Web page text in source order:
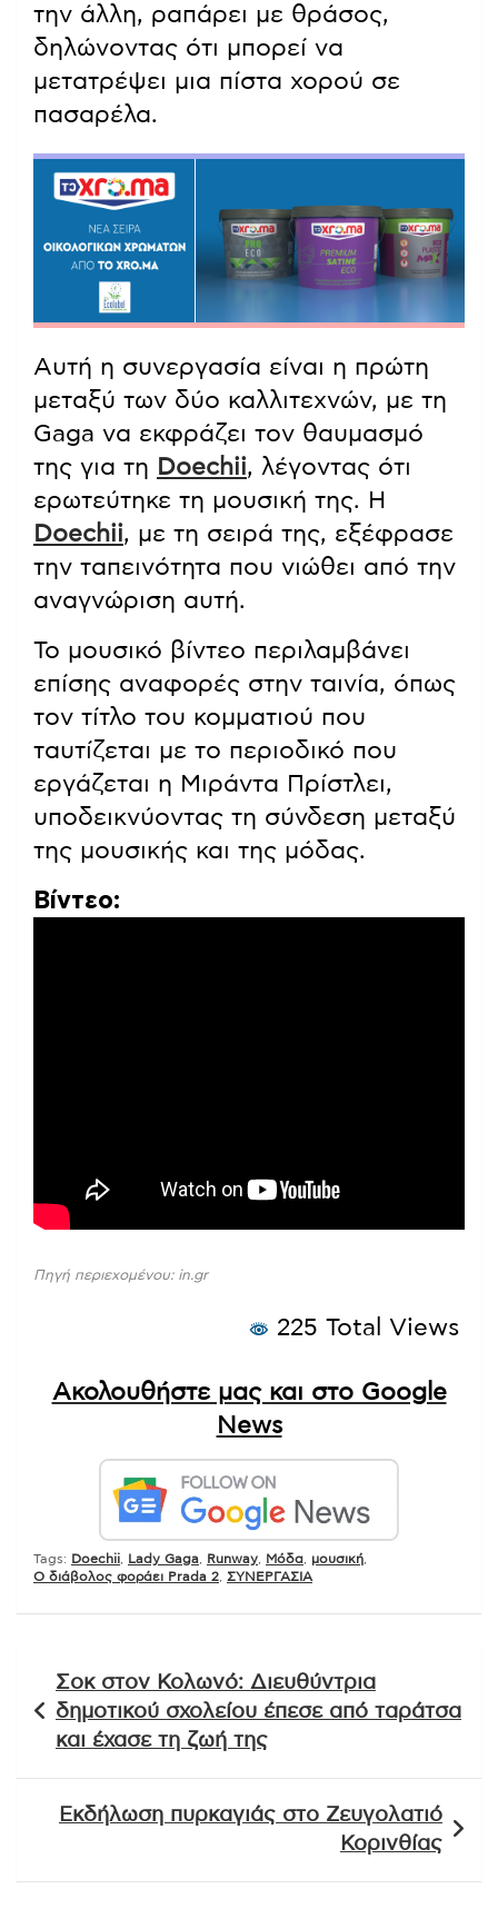
την άλλη, ραπάρει με θράσος,
δηλώνοντας ότι μπορεί να
μετατρέψει μια πίστα χορού σε
πασαρέλα.
Αυτή η συνεργασία είναι η πρώτη
μεταξύ των δύο καλλιτεχνών, με τη
Gaga να εκφράζει τον θαυμασμό
της για τη Doechii, λέγοντας ότι
ερωτεύτηκε τη μουσική της. Η
Doechii, με τη σειρά της, εξέφρασε
την ταπεινότητα που νιώθει από την
αναγνώριση αυτή.
Το μουσικό βίντεο περιλαμβάνει
επίσης αναφορές στην ταινία, όπως
τον τίτλο του κομματιού που
ταυτίζεται με το περιοδικό που
εργάζεται η Μιράντα Πρίστλει,
υποδεικνύοντας τη σύνδεση μεταξύ
της μουσικής και της μόδας.
Βίντεο:
Πηγή περιεχομένου: in.gr
225 Total Views
Ακολουθήστε μας και στο Google
News
Tags: Doechii Lady Gaga Runway Μόδα μουσική
Ο διάβολος φοράει Prada 2
ΣΥΝΕΡΓΑΣΙΑ
άρθρων
Σοκ στον Κολωνό: Διευθύντρια
δημοτικού σχολείου έπεσε από ταράτσα
και έχασε τη ζωή της
Εκδήλωση πυρκαγιάς στο Ζευγολατιό
Κορινθίας